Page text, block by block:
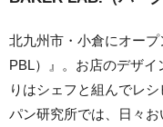
北九州市・小倉にオープ
PBL）』。お店のデザ
りはシェフと組んでレ
パン研究所では、日々